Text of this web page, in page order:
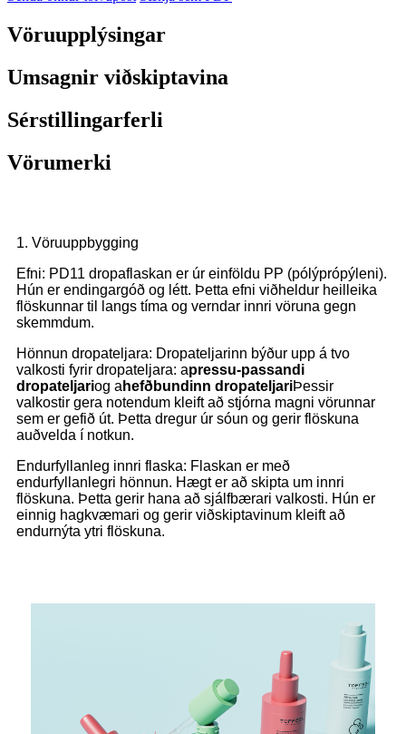
Vöruupplýsingar
Umsagnir viðskiptavina
Sérstillingarferli
Vörumerki
1. Vöruuppbygging
Efni: PD11 dropaflaskan er úr einföldu PP (pólýprópýleni).
Hún er endingargóð og létt. Þetta efni viðheldur heilleika
flöskunnar til langs tíma og verndar innri vöruna gegn
skemmdum.
Hönnun dropateljara: Dropateljarinn býður upp á tvo
valkosti fyrir dropateljara: apressu-passandi
dropateljariog a hefðbundinn dropateljariÞessir
valkostir gera notendum kleift að stjórna magni vörunnar
sem er gefið út. Þetta dregur úr sóun og gerir flöskuna
auðvelda í notkun.
Endurfyllanleg innri flaska: Flaskan er með
endurfyllanlegri hönnun. Hægt er að skipta um innri
flöskuna. Þetta gerir hana að sjálfbærari valkosti. Hún er
einnig hagkvæmari og gerir viðskiptavinum kleift að
endurnýta ytri flöskuna.